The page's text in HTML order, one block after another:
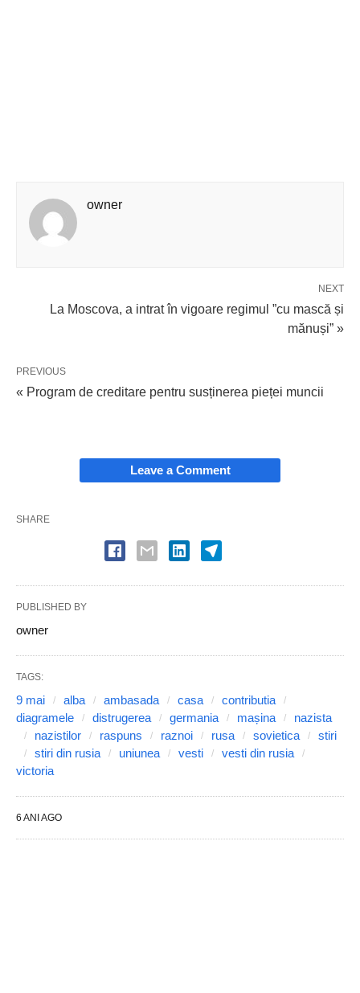
owner
NEXT
La Moscova, a intrat în vigoare regimul ”cu mască și
mănuși” »
PREVIOUS
« Program de creditare pentru susținerea pieței muncii
Leave a Comment
SHARE
PUBLISHED BY
owner
TAGS:
9 mai alba ambasada casa
contributia
diagramele
distrugerea germania mașina
nazista
nazistilor
raspuns raznoi rusa sovietica
stiri
stiri din rusia
uniunea vesti
vesti din rusia
victoria
6 ANI AGO